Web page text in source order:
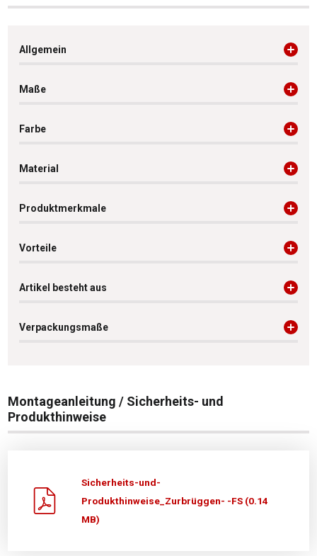
Allgemein
Maße
Farbe
Material
Produktmerkmale
Vorteile
Artikel besteht aus
Verpackungsmaße
Montageanleitung / Sicherheits- und
Produkthinweise
Sicherheits-und-
Produkthinweise_Zurbrüggen- -FS (0.14
MB)